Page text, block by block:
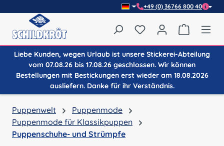
+49 (0) 36766 800 40
Du hast 0 Produkte
Liebe Kunden, wegen Urlaub ist unsere Stickerei-Abteilung
vom 07.08.26 bis 17.08.26 geschlossen. Wir können
Bestellungen mit Bestickungen erst wieder am 18.08.2026
ausliefern. Danke für ihr Verständnis.
Puppenwelt
Puppenmode
Puppenmode für Klassikpuppen
Puppenschuhe- und Strümpfe